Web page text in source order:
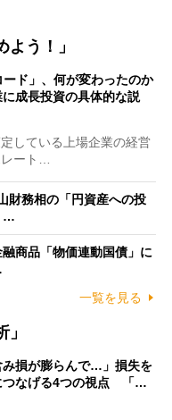
う！」
ド」、何が変わったのか
成長投資の具体的な説
している上場企業の経営
ート…
財務相の「円資産への投
…
商品「物価連動国債」に
一覧を見る
み損が膨らんで…」損失を
つなげる4つの視点 「…